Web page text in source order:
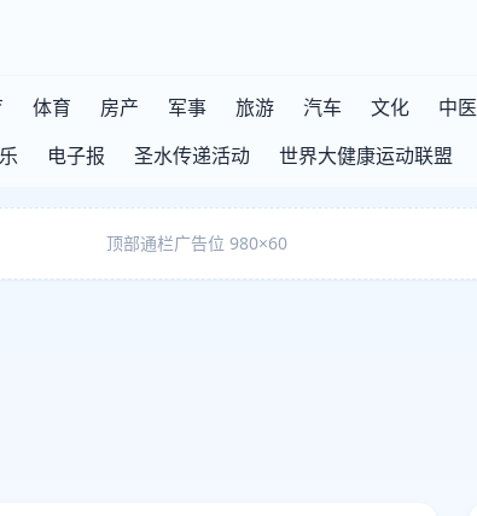
体育 房产 军事 旅游 汽车 文化 中医
电子报 圣水传递活动 世界大健康运动联盟
顶部通栏广告位 980×60